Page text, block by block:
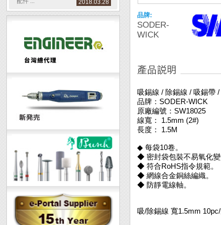
2018.03.28
品牌:
SODER-
WICK
吸錫線 / 除錫線 / 吸錫帶
品牌：SODER-WICK
原廠編號：SW18025
線寬： 1.5mm (2#)
長度： 1.5M
◆ 每袋10卷。
◆ 密封袋包裝不易氧化
◆ 符合RoHS指令規範。
◆ 網線合金銅絲編織。
◆ 防靜電線軸。
吸/除錫線 寬1.5mm